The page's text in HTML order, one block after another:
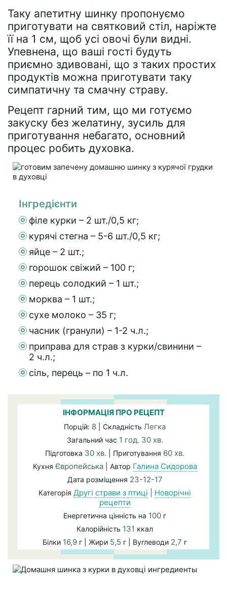
Таку апетитну шинку пропонуємо
приготувати на святковий стіл, наріжте
її на 1 см, щоб усі овочі були видні.
Упевнена, що ваші гості будуть
приємно здивовані, що з таких простих
продуктів можна приготувати таку
симпатичну та смачну страву.
Рецепт гарний тим, що ми готуємо
закуску без желатину, зусиль для
приготування небагато, основний
процес робить духовка.
Інгредієнти
філе курки – 2 шт./0,5 кг;
курячі стегна – 5-6 шт./0,5 кг;
яйце – 2 шт.;
горошок свіжий – 100 г;
перець солодкий – 1 шт.;
морква – 1 шт.;
сухе молоко – 35 г;
часник (гранули) – 1-2 ч.л.;
приправа для страв з курки/свинини –
2 ч.л.;
сіль, перець – по 1 ч.л.
ІНФОРМАЦІЯ ПРО РЕЦЕПТ
Порцій: 8 | Складність Легка
Загальний час 1 год. 30 хв.
Підготовка 30 хв. | Приготування 60 хв.
Кухня Європейська| Автор Галина Сидорова
Дата розміщення 23-12-17
Категорія Другі страви з птиці
Новорічні
рецепти
Енергетична цінність на 100 г
Калорійність 131 ккал
Білки 16,9 г | Жири 5,5 г | Вуглеводи 2,7 г